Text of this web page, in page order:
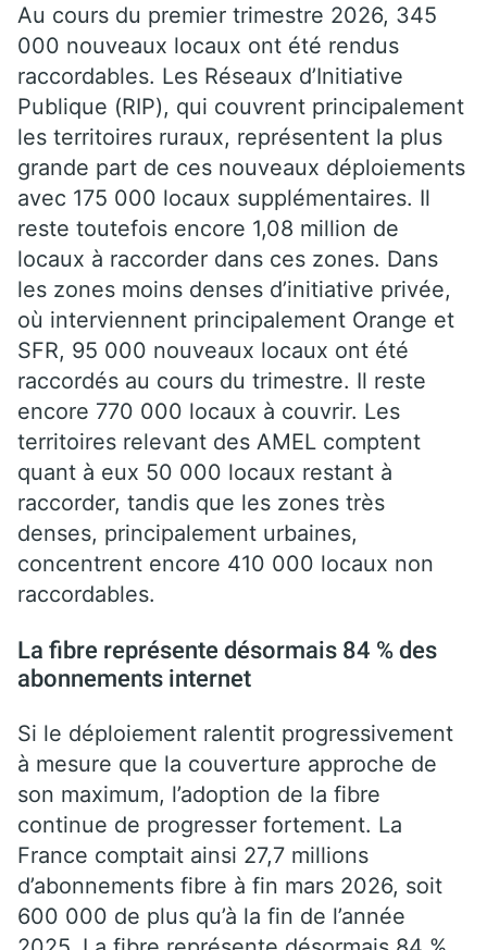
Au cours du premier trimestre 2026, 345
000 nouveaux locaux ont été rendus
raccordables. Les Réseaux d’Initiative
Publique (RIP), qui couvrent principalement
les territoires ruraux, représentent la plus
grande part de ces nouveaux déploiements
avec 175 000 locaux supplémentaires. Il
reste toutefois encore 1,08 million de
locaux à raccorder dans ces zones. Dans
les zones moins denses d’initiative privée,
où interviennent principalement Orange et
SFR, 95 000 nouveaux locaux ont été
raccordés au cours du trimestre. Il reste
encore 770 000 locaux à couvrir. Les
territoires relevant des AMEL comptent
quant à eux 50 000 locaux restant à
raccorder, tandis que les zones très
denses, principalement urbaines,
concentrent encore 410 000 locaux non
raccordables.
La fibre représente désormais 84 % des
abonnements internet
Si le déploiement ralentit progressivement
à mesure que la couverture approche de
son maximum, l’adoption de la fibre
continue de progresser fortement. La
France comptait ainsi 27,7 millions
d’abonnements fibre à fin mars 2026, soit
600 000 de plus qu’à la fin de l’année